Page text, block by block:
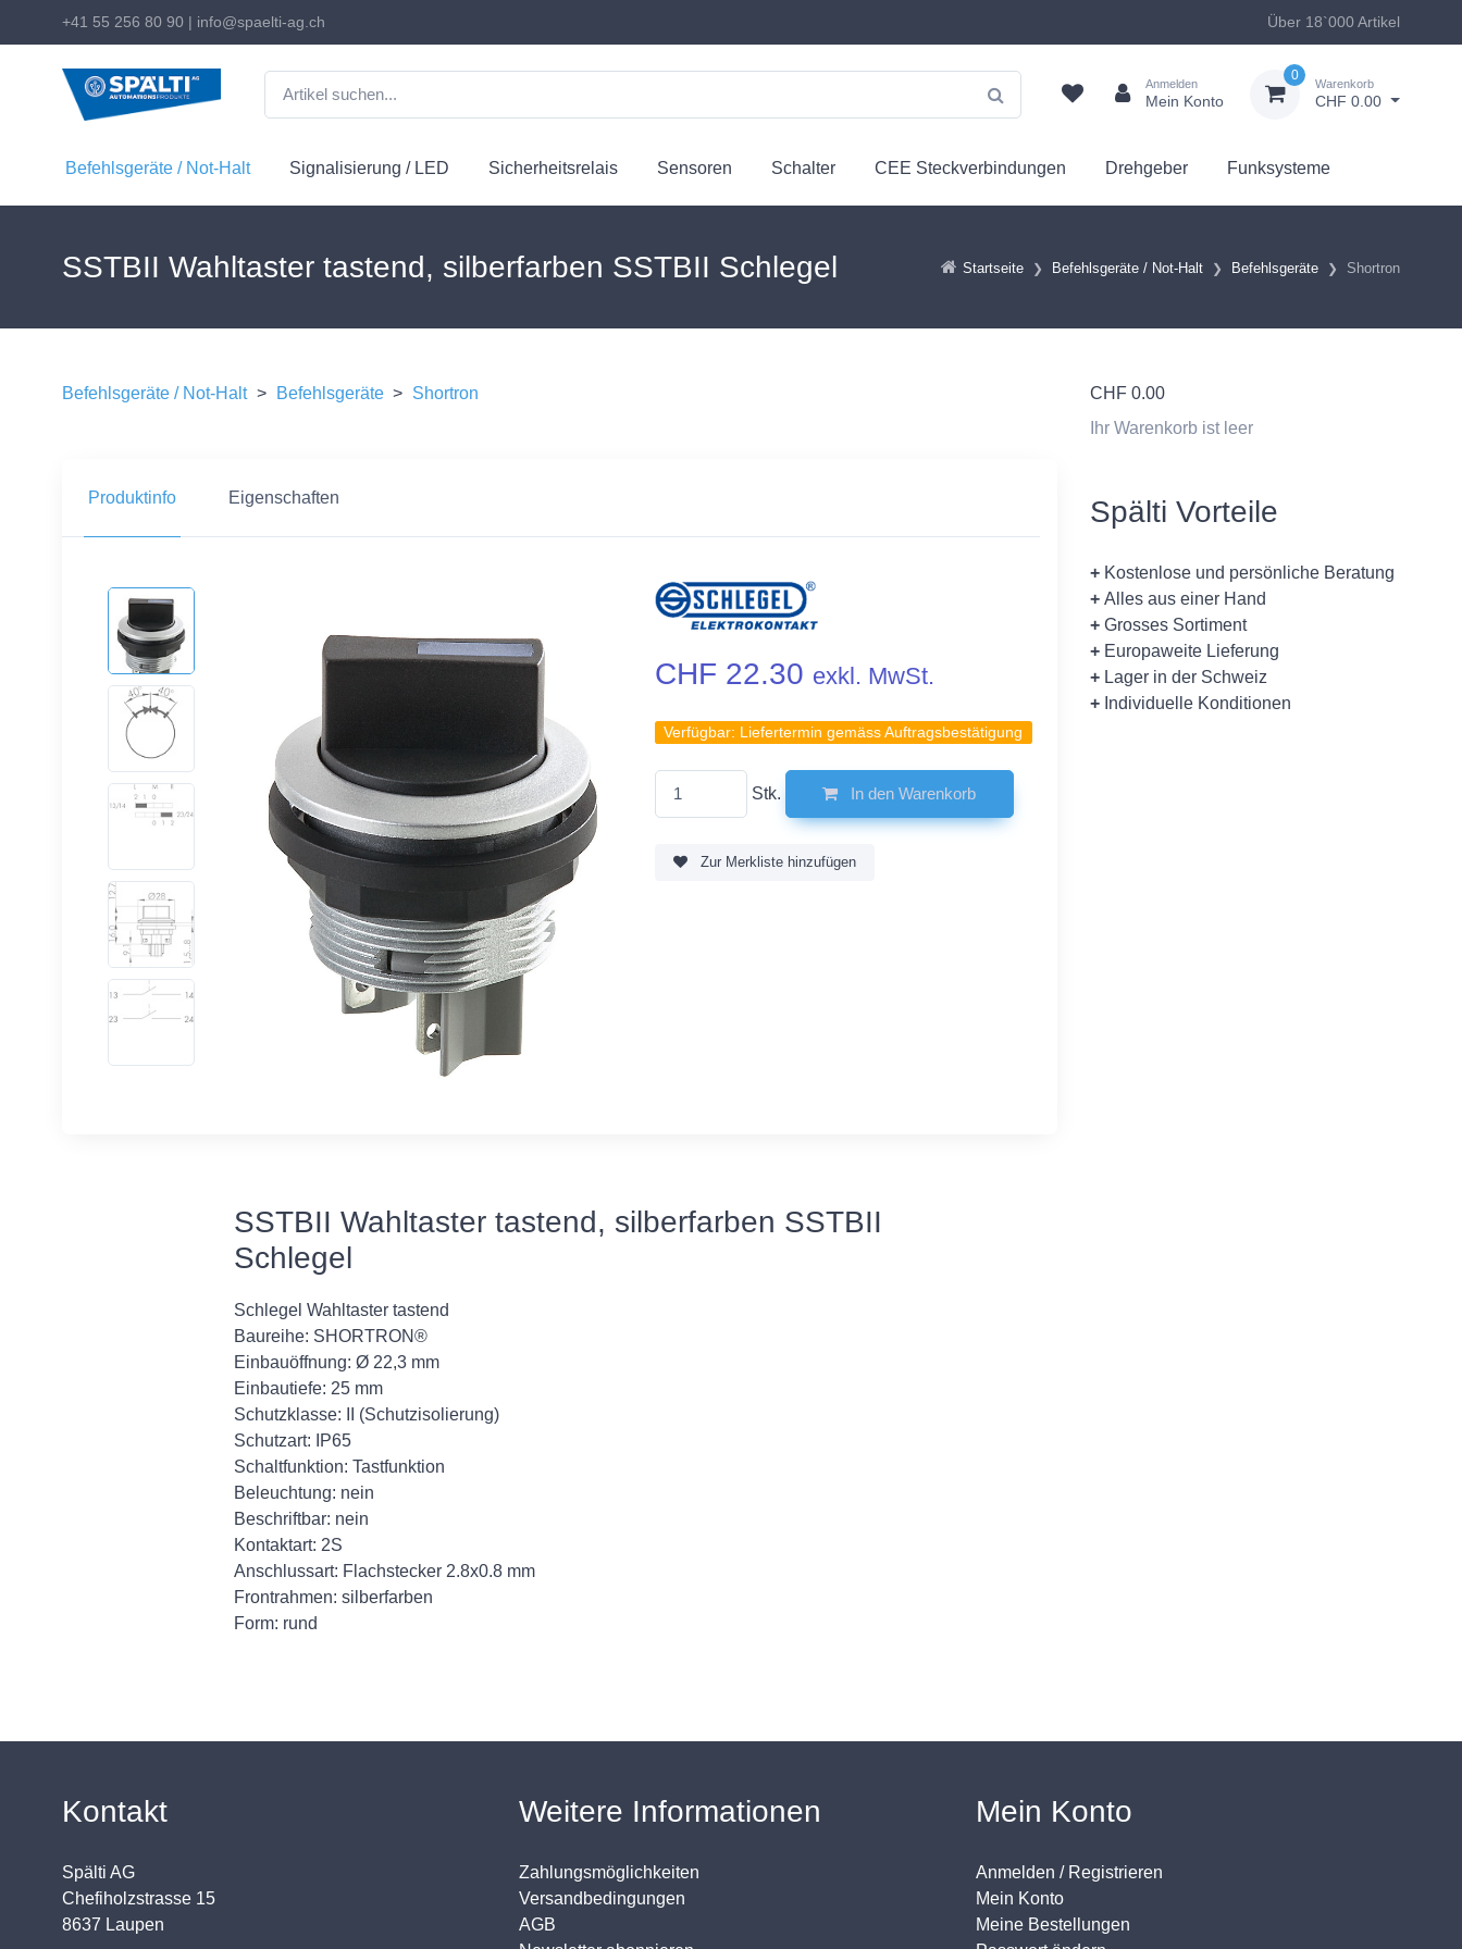
+41 55 256 80 90 | info@spaelti-ag.ch Über 18`000 Artikel
Anmelden
Mein Konto
0
Warenkorb
CHF 0.00
Befehlsgeräte / Not-Halt Signalisierung / LED Sicherheitsrelais Sensoren Schalter CEE Steckverbindungen Drehgeber Funksysteme
Startseite Befehlsgeräte / Not-Halt Befehlsgeräte Shortron
SSTBII Wahltaster tastend, silberfarben SSTBII Schlegel
Befehlsgeräte / Not-Halt > Befehlsgeräte > Shortron
Produktinfo Eigenschaften
CHF 22.30 exkl. MwSt.
Verfügbar: Liefertermin gemäss Auftragsbestätigung
Stk. In den Warenkorb
Zur Merkliste hinzufügen
SSTBII Wahltaster tastend, silberfarben SSTBII
Schlegel
Schlegel Wahltaster tastend
Baureihe: SHORTRON®
Einbauöffnung: Ø 22,3 mm
Einbautiefe: 25 mm
Schutzklasse: II (Schutzisolierung)
Schutzart: IP65
Schaltfunktion: Tastfunktion
Beleuchtung: nein
Beschriftbar: nein
Kontaktart: 2S
Anschlussart: Flachstecker 2.8x0.8 mm
Frontrahmen: silberfarben
Form: rund
CHF 0.00
Ihr Warenkorb ist leer
Spälti Vorteile
+ Kostenlose und persönliche Beratung
+ Alles aus einer Hand
+ Grosses Sortiment
+ Europaweite Lieferung
+ Lager in der Schweiz
+ Individuelle Konditionen
Kontakt
Spälti AG
Chefiholzstrasse 15
8637 Laupen
Weitere Informationen
Zahlungsmöglichkeiten
Versandbedingungen
AGB
Mein Konto
Anmelden / Registrieren
Mein Konto
Meine Bestellungen